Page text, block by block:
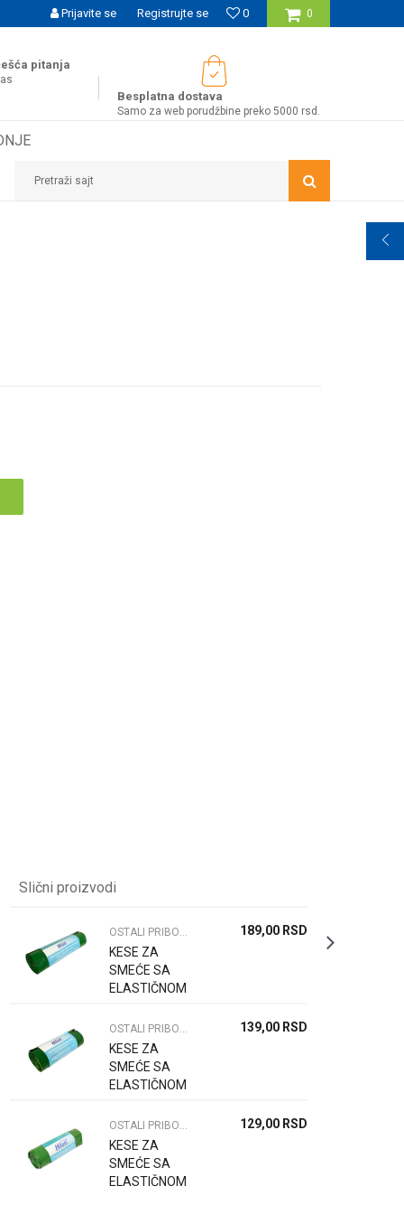
BESPLATNE ISPORUKE ZA WEB PORUDŽBINE! 0
0
Prijavite se Registrujte se
pitanja
Besplatna dostava
Samo za web porudžbine preko 5000 rsd.
Pretraži sajt
Slični proizvodi
KESE ZA
SMEĆE SA
ELASTIČNOM
10/1
189,00 RSD
KESE ZA
SMEĆE SA
ELASTIČNOM
10/1
139,00 RSD
KESE ZA
SMEĆE SA
ELASTIČNOM
129,00 RSD